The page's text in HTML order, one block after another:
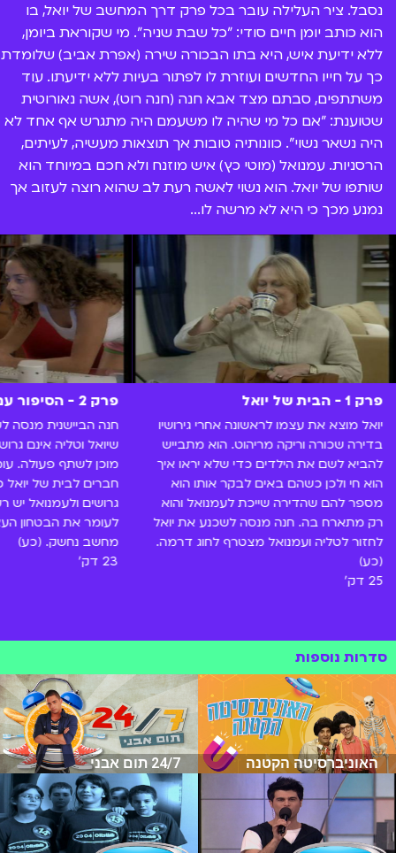
נסבל. ציר העלילה עובר בכל פרק דרך המחשב של יואל, בו
הוא כותב יומן חיים סודי: "כל שבת שניה". מי שקוראת ביומן,
ללא ידיעת איש, היא בתו הבכורה שירה (אפרת אביב) שלומדת
כך על חייו החדשים ועוזרת לו לפתור בעיות ללא ידיעתו. עוד
משתתפים, סבתם מצד אבא חנה (חנה רוט), אשה נאורוטית
שטוענת: "אם כל מי שהיה לו משעמם היה מתגרש אף אחד לא
היה נשאר נשוי". כוונותיה טובות אך תוצאות מעשיה, לעיתים,
הרסניות. עמנואל (מוטי כץ) איש מוזנח ולא חכם במיוחד הוא
שותפו של יואל. הוא נשוי לאשה רעת לב שהוא רוצה לעזוב אך
נמנע מכך כי היא לא מרשה לו...
פרק 1 - הבית של יואל
יואל מוצא את עצמו לראשונה אחרי גירושיו
בדירה שכורה וריקה מריהוט. הוא מתבייש
להביא לשם את הילדים כדי שלא יראו איך
הוא חי ולכן כשהם באים לבקר אותו הוא
מספר להם שהדירה שייכת לעמנואל והוא
רק מתארח בה. חנה מנסה לשכנע את יואל
לחזור לטליה ועמנואל מצטרף לחוג דרמה.
(כע)
25 דק'
פרק 2 - הסיפור עם אמא של יואל
חנה הביישנית
שיואל וטליה אינם
מוכן לשתף פעולה.
חברים לבית של יואל
גרושים ולעמנואל יש
לעומר את הבטחון
מחשב נחשק. (כע)
23 דק'
סדרות נוספות
האוניברסיטה הקטנה 24/7 תום אבני